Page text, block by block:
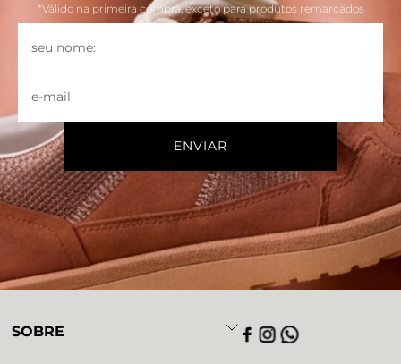
*Válido na primeira compra, exceto para produtos remarcados
SOBRE